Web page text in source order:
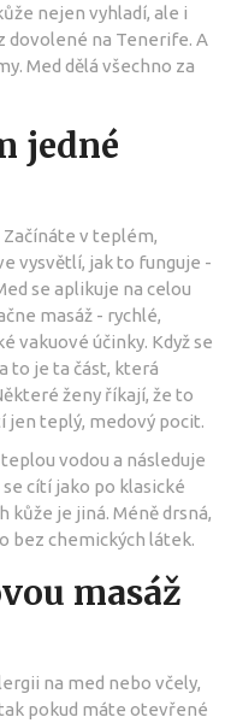
nejen vyhladí, ale i
dovolené na Tenerife. A
Med dělá všechno za
jedné
Začínáte v teplém,
vysvětlí, jak to funguje -
se aplikuje na celou
masáž - rychlé,
vakuové účinky. Když se
to je ta část, která
ženy říkají, že to
jen teplý, medový pocit.
vodou a následuje
cítí jako po klasické
kůže je jiná. Méně drsná,
bez chemických látek.
masáž
na med nebo včely,
pokud máte otevřené